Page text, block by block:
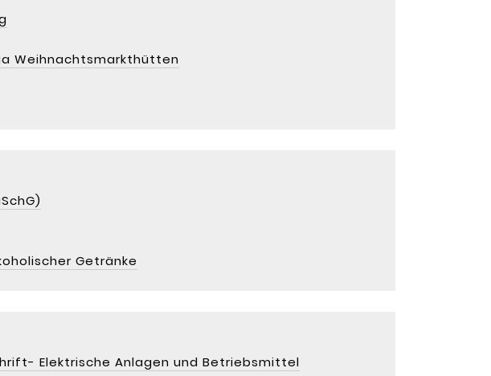
Weihnachtsmarkthütten
Getränke
Elektrische Anlagen und Betriebsmittel